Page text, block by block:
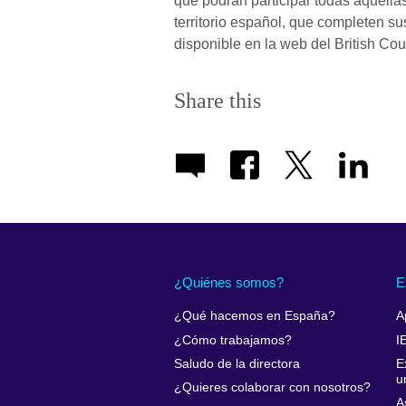
territorio español, que completen
disponible en la web del British
Share this
¿Quiénes somos?
¿Qué hacemos en España?
¿Cómo trabajamos?
Saludo de la directora
¿Quieres colaborar con nosotros?